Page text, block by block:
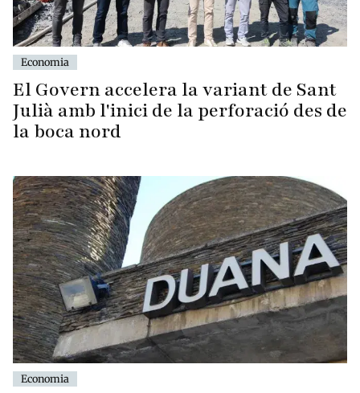
Economia
El Govern accelera la variant de Sant
Julià amb l'inici de la perforació des de
la boca nord
Economia